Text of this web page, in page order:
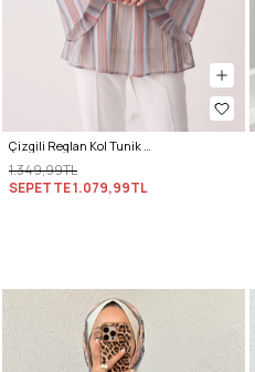
Çizgili Reglan Kol Tunik 260203 - MAVİ
1.349,99TL
SEPETTE1.079,99TL